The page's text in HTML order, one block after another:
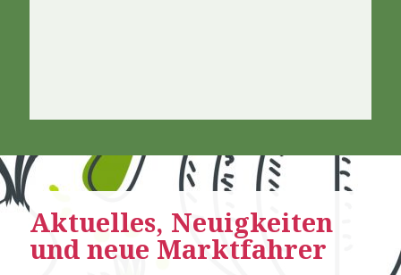
Aktuelles, Neuigkeiten
und neue Marktfahrer